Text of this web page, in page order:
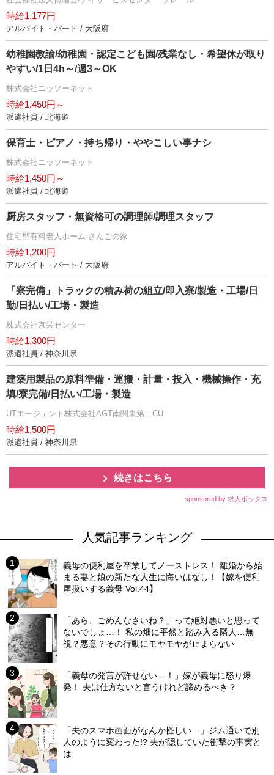
時給1,177円
アルバイト・パート / 大阪府
幼稚園教諭/幼稚園・認定こども園/残業なし・希望休が取り
すい/1日4h～/週3～OK
株式会社ニッソーネット
時給1,450円～
派遣社員 / 北海道
保育士・ピアノ・持ち帰り・ややこしい事ナシ
株式会社ニッソーネット
時給1,450円～
派遣社員 / 北海道
厨房スタッフ・無資格可の調理師/調理スタッフ
住宅型有料老人ホーム さんごの家
時給1,200円
アルバイト・パート / 大阪府
「寮完備」トラックの積み荷の組立/即入寮/製造・工場/日
勤/日払い/工場・製造
株式会社京栄センター
時給1,300円
派遣社員 / 神奈川県
建築用製品の原料準備・運搬・計量・投入・機械操作・充
填/寮完備/日払い/工場・製造
UTエージェント株式会社AGT南関東第二CU
時給1,500円
派遣社員 / 神奈川県
続きはこちら
sponsored by 求人ボックス
人気記事ランキング
義母の便利屋を卒業してノーストレス！ 離婚から始
まる妻と娘の新たな人生に悔いはなし！【嫁を便利
屋扱いする義母 Vol.44】
「あら、ごめんなさいね？」って絶対悪いと思って
ないでしょ…！ 私の畑に平然と踏み入る隣人…無
視？悪意？その行動にモヤモヤが止まらない
「義母の発言が許せない…！」嫁が義母に怒り爆
発！ 夫は仕方ないと言うけれど諦めるべき？
「夫のスマホ画面がなんか怪しい…」ジム通いで別
人のように変わった!? 夫が隠していた衝撃の事実と
は